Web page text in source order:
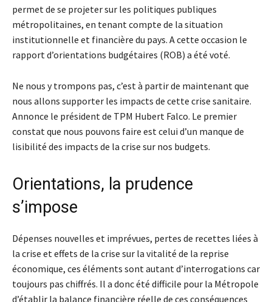
permet de se projeter sur les politiques publiques
métropolitaines, en tenant compte de la situation
institutionnelle et financière du pays. A cette occasion le
rapport d’orientations budgétaires (ROB) a été voté.
Ne nous y trompons pas, c’est à partir de maintenant que
nous allons supporter les impacts de cette crise sanitaire.
Annonce le président de TPM Hubert Falco. Le premier
constat que nous pouvons faire est celui d’un manque de
lisibilité des impacts de la crise sur nos budgets.
Orientations, la prudence
s’impose
Dépenses nouvelles et imprévues, pertes de recettes liées à
la crise et effets de la crise sur la vitalité de la reprise
économique, ces éléments sont autant d’interrogations car
toujours pas chiffrés. Il a donc été difficile pour la Métropole
d’établir la balance financière réelle de ces conséquences